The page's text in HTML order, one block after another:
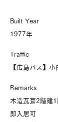
Built Year
1977年
Traffic
【広島バス】
Remarks
木造瓦葺2階建
即入居可